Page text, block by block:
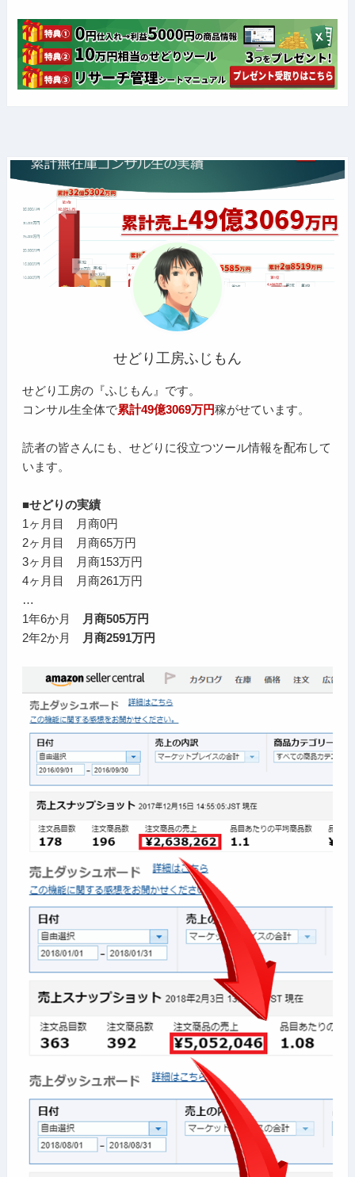
せどり工房ふじもん
せどり工房の『ふじもん』です。
コンサル生全体で累計49億3069万円稼がせています。
読者の皆さんにも、せどりに役立つツール情報を配布して
います。
■せどりの実績
1ヶ月目 月商0円
2ヶ月目 月商65万円
3ヶ月目 月商153万円
4ヶ月目 月商261万円
…
1年6か月
月商505万円
2年2か月
月商2591万円